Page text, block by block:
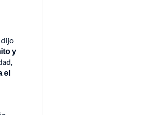
dijo
y
el